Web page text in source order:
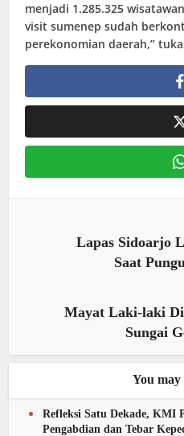
menjadi 1.285.325
visit sumenep sudah
perekonomian daerah,”
Lapas Sidoarjo
Saat
Mayat Laki-laki
Sungai
You may
Refleksi Satu Dekade, KMI
Pengabdian dan Tebar